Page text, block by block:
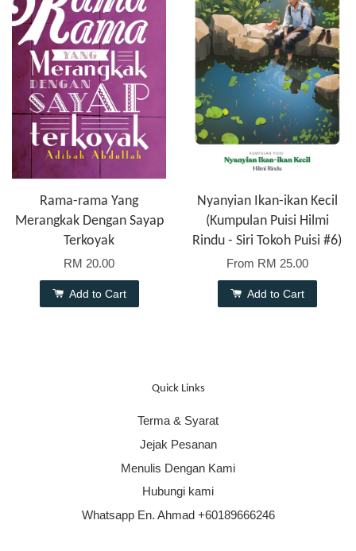
Rama-rama Yang
Merangkak Dengan Sayap
Terkoyak
RM 20.00
Add to Cart
Nyanyian Ikan-ikan Kecil
(Kumpulan Puisi Hilmi
Rindu - Siri Tokoh Puisi #6)
From RM 25.00
Add to Cart
Quick Links
Terma & Syarat
Jejak Pesanan
Menulis Dengan Kami
Hubungi kami
Whatsapp En. Ahmad +60189666246